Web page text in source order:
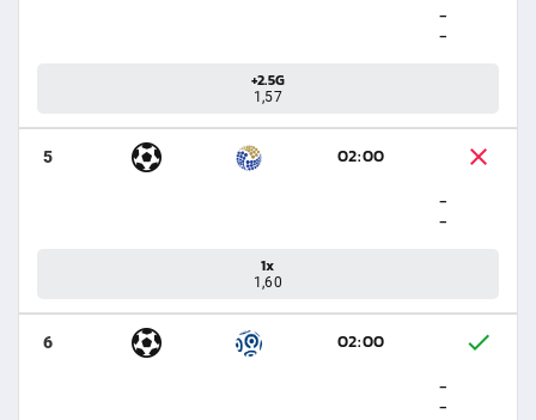
-
-
+2.5G
1,57
5
02:00
-
-
1x
1,60
6
02:00
-
-